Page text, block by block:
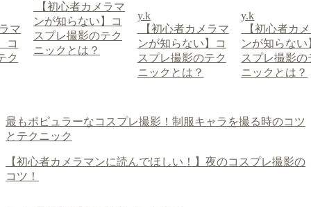
ク
y.k
【初心者カメラマ
ンが知らない】コ
スプレ撮影のテク
y.k
【初心者カメラマ
ンが知らない】コ
スプレ撮影のテク
ニックとは？
ンが知らない
スプレ撮影の
ニックとは？
最もポピュラーなコスプレ撮影！制服キャラを撮る時のコツ
とテクニック
【初心者カメラマンに読んでほしい！】夜のコスプレ撮影の
コツ！